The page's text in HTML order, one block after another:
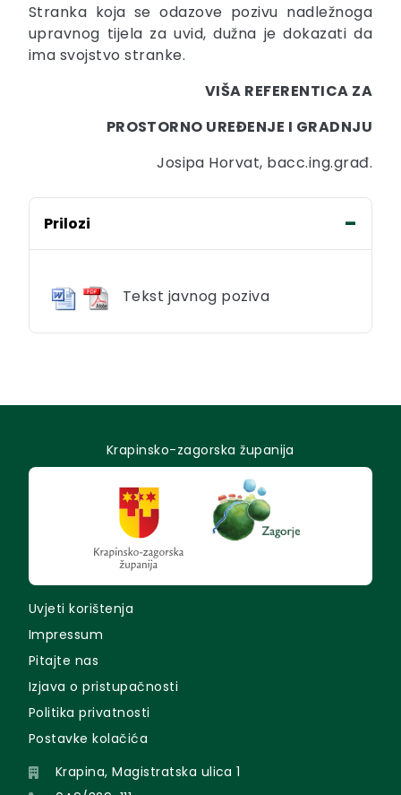
Stranka koja se odazove pozivu nadležnoga
upravnog tijela za uvid, dužna je dokazati da
ima svojstvo stranke.
VIŠA REFERENTICA ZA
PROSTORNO UREĐENJE I GRADNJU
Josipa Horvat, bacc.ing.građ.
Prilozi
Tekst javnog poziva
Krapinsko-zagorska županija
Uvjeti korištenja
Impressum
Pitajte nas
Izjava o pristupačnosti
Politika privatnosti
Postavke kolačića
Krapina, Magistratska ulica 1